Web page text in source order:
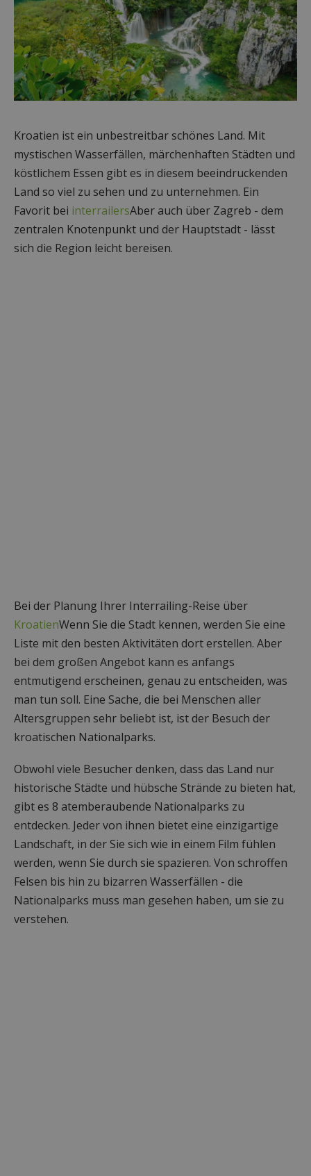
Kroatien ist ein unbestreitbar schönes Land. Mit
mystischen Wasserfällen, märchenhaften Städten und
köstlichem Essen gibt es in diesem beeindruckenden
Land so viel zu sehen und zu unternehmen. Ein
Favorit bei interrailersAber auch über Zagreb - dem
zentralen Knotenpunkt und der Hauptstadt - lässt
sich die Region leicht bereisen.
Bei der Planung Ihrer Interrailing-Reise über
KroatienWenn Sie die Stadt kennen, werden Sie eine
Liste mit den besten Aktivitäten dort erstellen. Aber
bei dem großen Angebot kann es anfangs
entmutigend erscheinen, genau zu entscheiden, was
man tun soll. Eine Sache, die bei Menschen aller
Altersgruppen sehr beliebt ist, ist der Besuch der
kroatischen Nationalparks.
Obwohl viele Besucher denken, dass das Land nur
historische Städte und hübsche Strände zu bieten hat,
gibt es 8 atemberaubende Nationalparks zu
entdecken. Jeder von ihnen bietet eine einzigartige
Landschaft, in der Sie sich wie in einem Film fühlen
werden, wenn Sie durch sie spazieren. Von schroffen
Felsen bis hin zu bizarren Wasserfällen - die
Nationalparks muss man gesehen haben, um sie zu
verstehen.